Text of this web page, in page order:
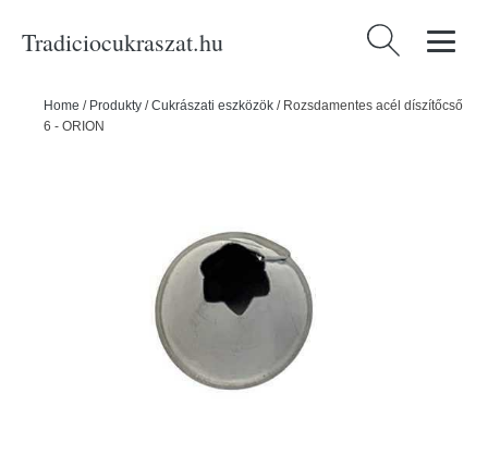
Tradiciocukraszat.hu Keresés:
Home / Produkty /Cukrászati eszközök / Rozsdamentes acél díszítőcső
6 - ORION